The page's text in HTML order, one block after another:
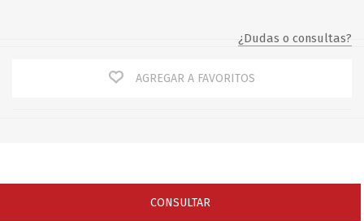
¿Dudas o consultas?
AGREGAR A FAVORITOS
CONSULTAR